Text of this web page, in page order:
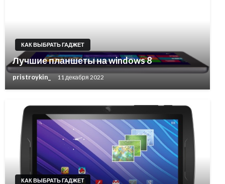
КАК ВЫБРАТЬ ГАДЖЕТ
Лучшие планшеты на windows 8
pristroykin_ 11 декабря 2022
КАК ВЫБРАТЬ ГАДЖЕТ